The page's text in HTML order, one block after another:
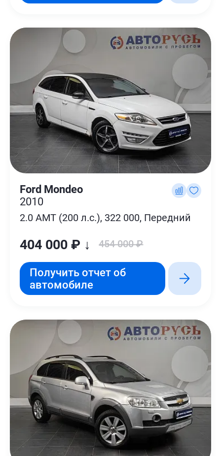
Ford Mondeo
2010
2.0 AMT (200 л.с.), 322 000, Передний
404 000 ₽ ↓ 454 000 ₽
Получить отчет об
автомобиле